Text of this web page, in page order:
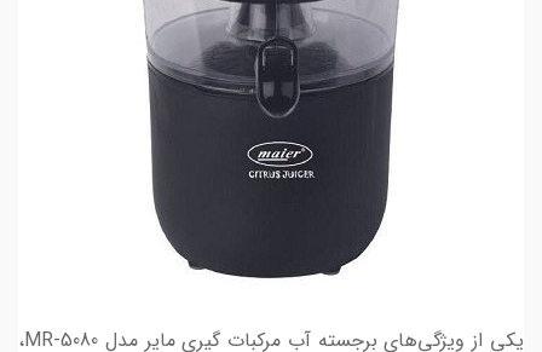
یکی از ویژگی‌های برجسته آب مرکبات گیری مایر مدل MR-5080،